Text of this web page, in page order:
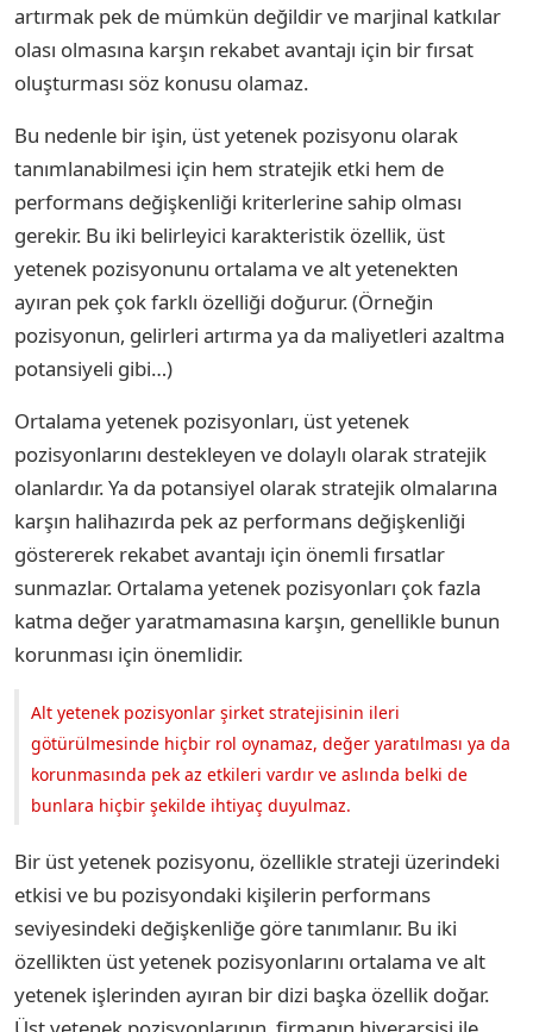
artırmak pek de mümkün değildir ve marjinal katkılar
olası olmasına karşın rekabet avantajı için bir fırsat
oluşturması söz konusu olamaz.
Bu nedenle bir işin, üst yetenek pozisyonu olarak
tanımlanabilmesi için hem stratejik etki hem de
performans değişkenliği kriterlerine sahip olması
gerekir. Bu iki belirleyici karakteristik özellik, üst
yetenek pozisyonunu ortalama ve alt yetenekten
ayıran pek çok farklı özelliği doğurur. (Örneğin
pozisyonun, gelirleri artırma ya da maliyetleri azaltma
potansiyeli gibi…)
Ortalama yetenek pozisyonları, üst yetenek
pozisyonlarını destekleyen ve dolaylı olarak stratejik
olanlardır. Ya da potansiyel olarak stratejik olmalarına
karşın halihazırda pek az performans değişkenliği
göstererek rekabet avantajı için önemli fırsatlar
sunmazlar. Ortalama yetenek pozisyonları çok fazla
katma değer yaratmamasına karşın, genellikle bunun
korunması için önemlidir.
Alt yetenek pozisyonlar şirket stratejisinin ileri
götürülmesinde hiçbir rol oynamaz, değer yaratılması ya da
korunmasında pek az etkileri vardır ve aslında belki de
bunlara hiçbir şekilde ihtiyaç duyulmaz.
Bir üst yetenek pozisyonu, özellikle strateji üzerindeki
etkisi ve bu pozisyondaki kişilerin performans
seviyesindeki değişkenliğe göre tanımlanır. Bu iki
özellikten üst yetenek pozisyonlarını ortalama ve alt
yetenek işlerinden ayıran bir dizi başka özellik doğar.